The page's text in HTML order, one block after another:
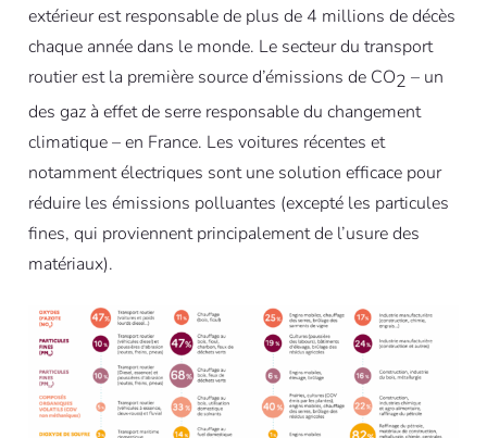
extérieur est responsable de plus de 4 millions de décès
chaque année dans le monde. Le secteur du transport
routier est la première source d’émissions de CO2 – un
des gaz à effet de serre responsable du changement
climatique – en France. Les voitures récentes et
notamment électriques sont une solution efficace pour
réduire les émissions polluantes (excepté les particules
fines, qui proviennent principalement de l’usure des
matériaux).